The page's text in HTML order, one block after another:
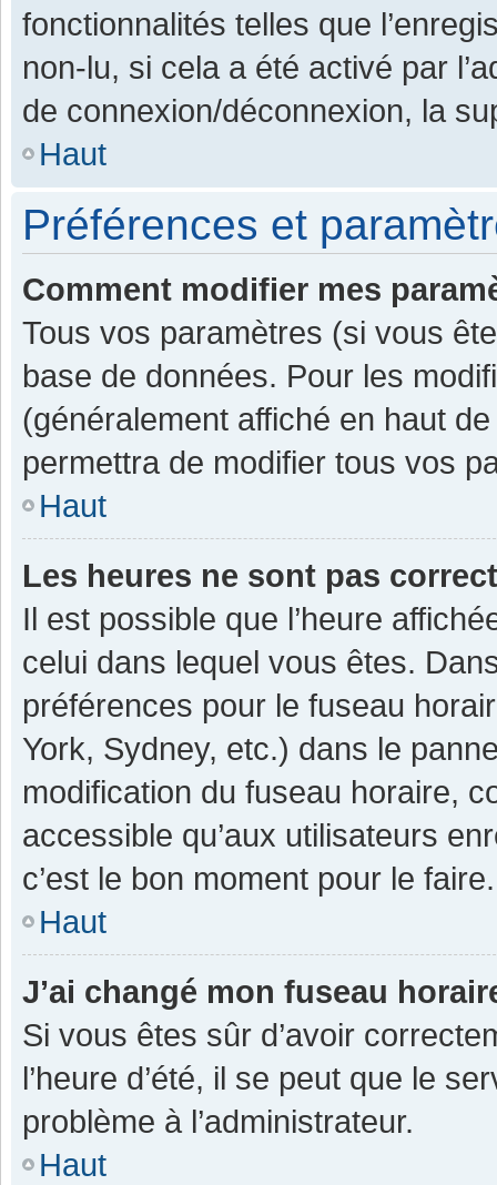
fonctionnalités telles que
non-lu, si cela a été activé par
de connexion/déconnexion, la
Haut
Préférences et
Comment modifier mes
Tous vos paramètres (si vous
base de données. Pour les
(généralement affiché en haut
permettra de modifier tous vos
Haut
Les heures ne sont pas
Il est possible que l’heure
celui dans lequel vous êtes.
préférences pour le fuseau
York, Sydney, etc.) dans le
modification du fuseau horaire,
accessible qu’aux utilisateurs
c’est le bon moment pour le faire.
Haut
J’ai changé mon fuseau
Si vous êtes sûr d’avoir
l’heure d’été, il se peut que le
problème à l’administrateur.
Haut